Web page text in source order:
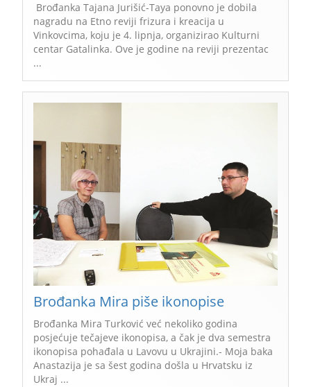
Brođanka Tajana Jurišić-Taya ponovno je dobila
nagradu na Etno reviji frizura i kreacija u
Vinkovcima, koju je 4. lipnja, organizirao Kulturni
centar Gatalinka. Ove je godine na reviji prezentac
...
Brođanka Mira piše ikonopise
Brođanka Mira Turković već nekoliko godina
posjećuje tečajeve ikonopisa, a čak je dva semestra
ikonopisa pohađala u Lavovu u Ukrajini.- Moja baka
Anastazija je sa šest godina došla u Hrvatsku iz
Ukraj ...